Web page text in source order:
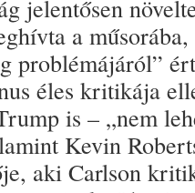
jelentősen
a
problémájáról”
éles kritikája
is – „nem
Kevin
aki Carlson